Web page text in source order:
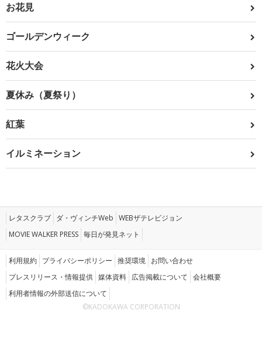
お花見
ゴールデンウィーク
花火大会
夏休み（夏祭り）
紅葉
イルミネーション
レタスクラブ ダ・ヴィンチWeb WEBザテレビジョン
MOVIE WALKER PRESS 毎日が発見ネット
利用規約 プライバシーポリシー 推奨環境 お問い合わせ
プレスリリース・情報提供 媒体資料 広告掲載について 会社概要
利用者情報の外部送信について
©KADOKAWA CORPORATION